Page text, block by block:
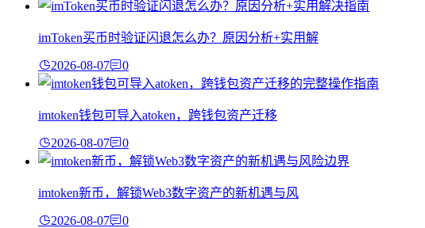
imToken买币时验证闪退怎么办？原因分析+实用解
2026-08-07 0
imtoken钱包可导入atoken，跨钱包资产迁移
2026-08-07 0
imtoken新币，解锁Web3数字资产的新机遇与风
2026-08-07 0